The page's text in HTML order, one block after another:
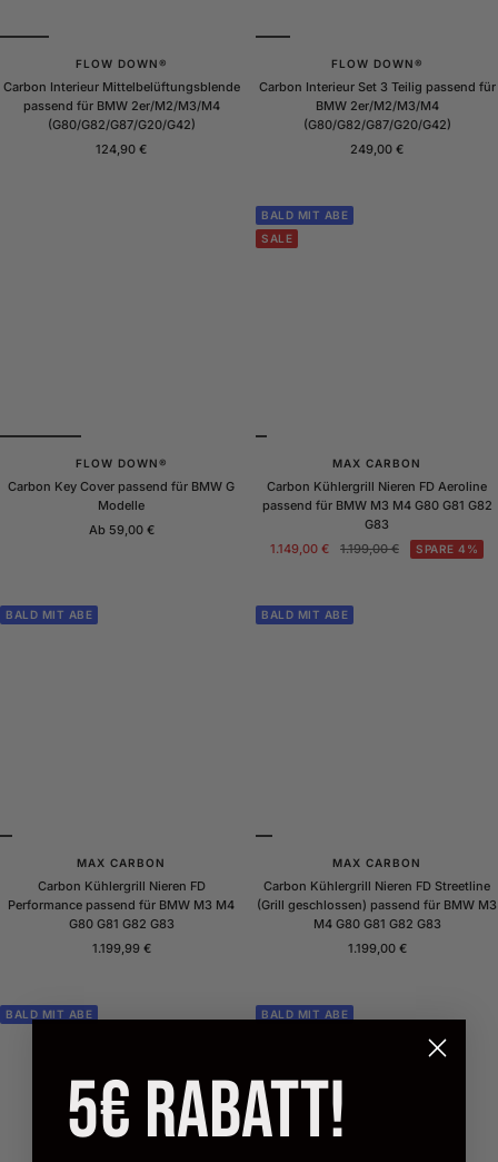
FLOW DOWN®
Carbon Interieur Mittelbelüftungsblende
passend für BMW 2er/M2/M3/M4
(G80/G82/G87/G20/G42)
Angebotspreis
124,90 €
FLOW DOWN®
Carbon Interieur Set 3 Teilig passend für
BMW 2er/M2/M3/M4
(G80/G82/G87/G20/G42)
Angebotspreis
249,00 €
FLOW DOWN®
Carbon Key Cover passend für BMW G
Modelle
Angebotspreis
Ab 59,00 €
BALD MIT ABE
SALE
MAX CARBON
Carbon Kühlergrill Nieren FD Aeroline
passend für BMW M3 M4 G80 G81 G82
G83
Angebotspreis
1.149,00 €
Regulärer
1.199,00 € SPARE 4%
BALD MIT ABE
MAX CARBON
Carbon Kühlergrill Nieren FD
Performance passend für BMW M3 M4
G80 G81 G82 G83
Angebotspreis
1.199,99 €
BALD MIT ABE
MAX CARBON
Carbon Kühlergrill Nieren FD Streetline
(Grill geschlossen) passend für BMW M3
M4 G80 G81 G82 G83
Angebotspreis
1.199,00 €
BALD MIT ABE BALD MIT ABE
5€ Rabatt!